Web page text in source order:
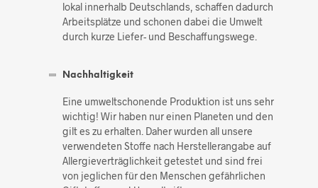
lokal innerhalb Deutschlands, schaffen dadurch
Arbeitsplätze und schonen dabei die Umwelt
durch kurze Liefer- und Beschaffungswege.
Nachhaltigkeit
Eine umweltschonende Produktion ist uns sehr
wichtig! Wir haben nur einen Planeten und den
gilt es zu erhalten. Daher wurden all unsere
verwendeten Stoffe nach Herstellerangabe auf
Allergieverträglichkeit getestet und sind frei
von jeglichen für den Menschen gefährlichen